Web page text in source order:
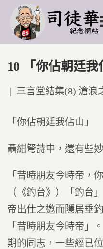
10 「你佔朝廷我
Posted
三言堂結集(8) 滄浪
「你佔朝廷我佔山」
聶紺弩詩中，還有些
「昔時朋友今時帝，
（《釣台》）「釣台
帝出仕之邀而隱居垂
「昔時朋友今時帝」
期的同志，一些經已